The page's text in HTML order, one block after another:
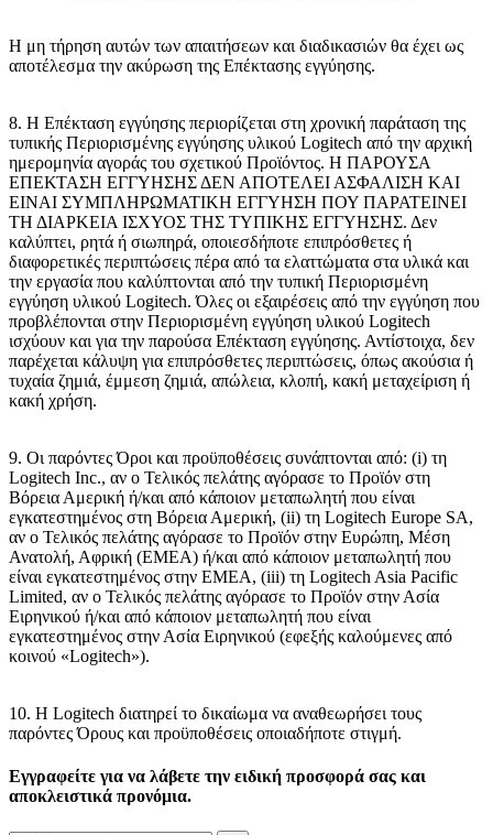
Η μη τήρηση αυτών των απαιτήσεων και διαδικασιών θα έχει ως
αποτέλεσμα την ακύρωση της Επέκτασης εγγύησης.
8. Η Επέκταση εγγύησης περιορίζεται στη χρονική παράταση της
τυπικής Περιορισμένης εγγύησης υλικού Logitech από την αρχική
ημερομηνία αγοράς του σχετικού Προϊόντος. Η ΠΑΡΟΥΣΑ
ΕΠΕΚΤΑΣΗ ΕΓΓΥΗΣΗΣ ΔΕΝ ΑΠΟΤΕΛΕΙ ΑΣΦΑΛΙΣΗ ΚΑΙ
ΕΙΝΑΙ ΣΥΜΠΛΗΡΩΜΑΤΙΚΗ ΕΓΓΥΗΣΗ ΠΟΥ ΠΑΡΑΤΕΙΝΕΙ
ΤΗ ΔΙΑΡΚΕΙΑ ΙΣΧΥΟΣ ΤΗΣ ΤΥΠΙΚΗΣ ΕΓΓΥΗΣΗΣ. Δεν
καλύπτει, ρητά ή σιωπηρά, οποιεσδήποτε επιπρόσθετες ή
διαφορετικές περιπτώσεις πέρα από τα ελαττώματα στα υλικά και
την εργασία που καλύπτονται από την τυπική Περιορισμένη
εγγύηση υλικού Logitech. Όλες οι εξαιρέσεις από την εγγύηση που
προβλέπονται στην Περιορισμένη εγγύηση υλικού Logitech
ισχύουν και για την παρούσα Επέκταση εγγύησης. Αντίστοιχα, δεν
παρέχεται κάλυψη για επιπρόσθετες περιπτώσεις, όπως ακούσια ή
τυχαία ζημιά, έμμεση ζημιά, απώλεια, κλοπή, κακή μεταχείριση ή
κακή χρήση.
9. Οι παρόντες Όροι και προϋποθέσεις συνάπτονται από: (i) τη
Logitech Inc., αν ο Τελικός πελάτης αγόρασε το Προϊόν στη
Βόρεια Αμερική ή/και από κάποιον μεταπωλητή που είναι
εγκατεστημένος στη Βόρεια Αμερική, (ii) τη Logitech Europe SA,
αν ο Τελικός πελάτης αγόρασε το Προϊόν στην Ευρώπη, Μέση
Ανατολή, Αφρική (EMEA) ή/και από κάποιον μεταπωλητή που
είναι εγκατεστημένος στην ΕΜΕΑ, (iii) τη Logitech Asia Pacific
Limited, αν ο Τελικός πελάτης αγόρασε το Προϊόν στην Ασία
Ειρηνικού ή/και από κάποιον μεταπωλητή που είναι
εγκατεστημένος στην Ασία Ειρηνικού (εφεξής καλούμενες από
κοινού «Logitech»).
10. Η Logitech διατηρεί το δικαίωμα να αναθεωρήσει τους
παρόντες Όρους και προϋποθέσεις οποιαδήποτε στιγμή.
Εγγραφείτε για να λάβετε την ειδική προσφορά σας και
αποκλειστικά προνόμια.